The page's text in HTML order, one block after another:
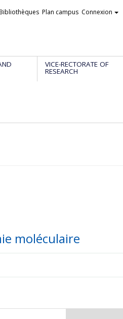
Plan campus Connexion
VICE-RECTORATE OF
RESEARCH
moléculaire